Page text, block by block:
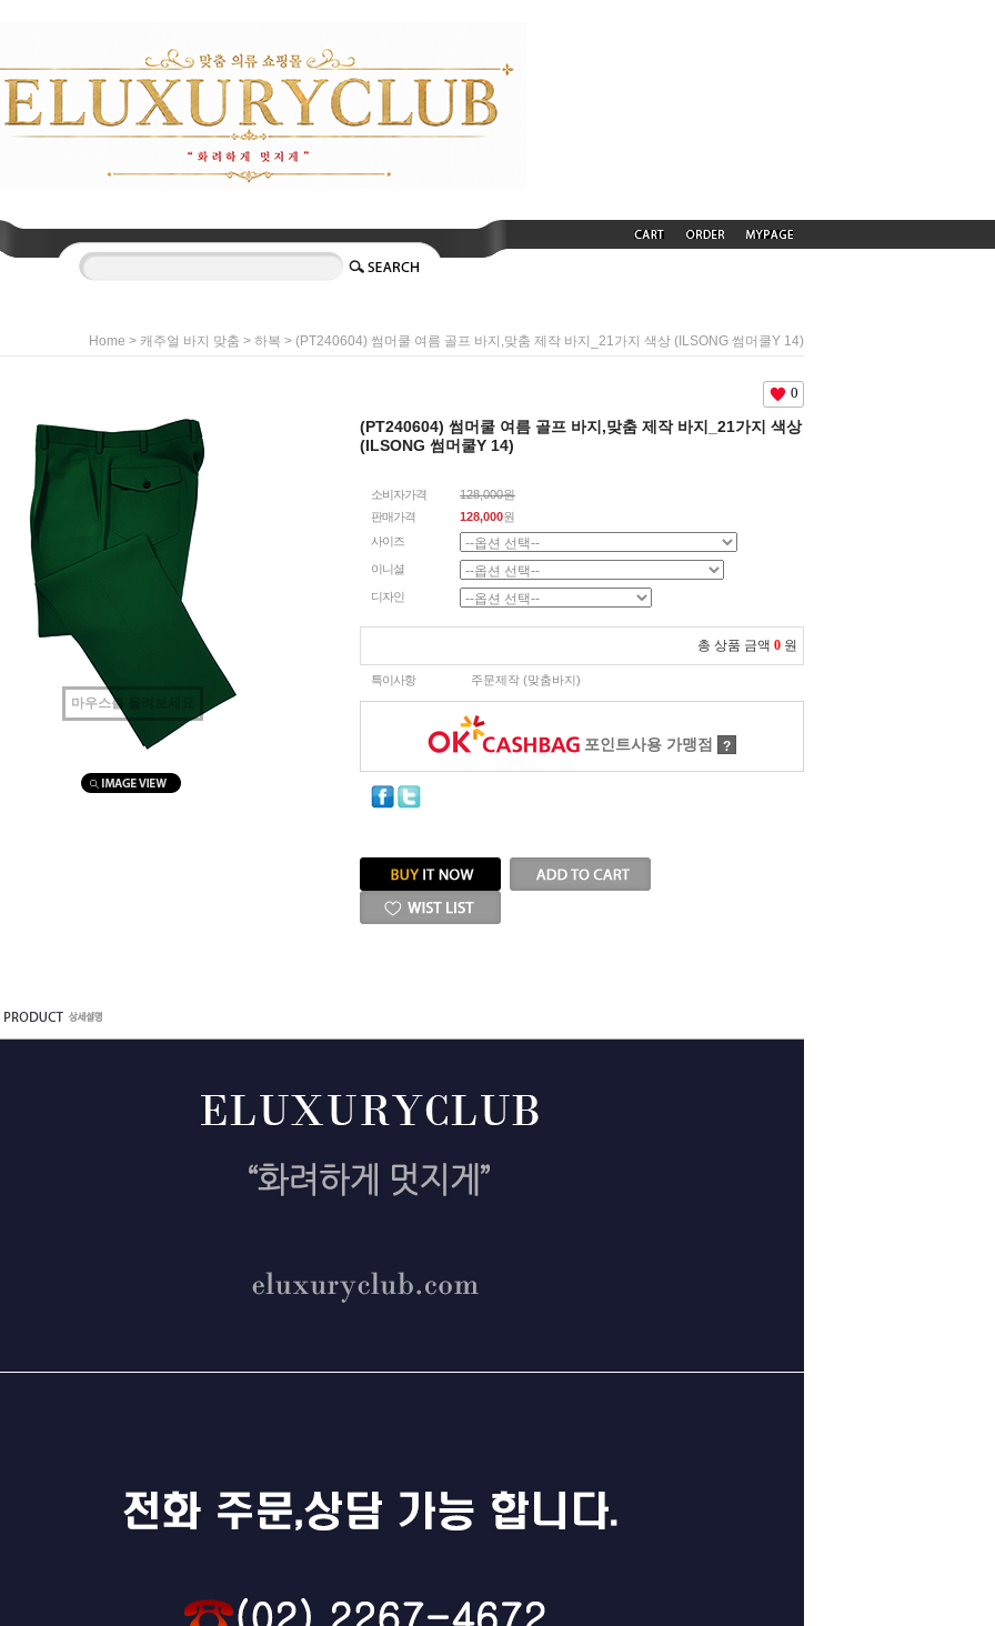
Home > 캐주얼 바지 맞춤 > 하복 > (PT240604) 썸머쿨 여름 골프 바지,맞춤 제작 바지_21가지 색상 (ILSONG 썸머쿨Y 14)
마우스를 올려보세요
0
(PT240604) 썸머쿨 여름 골프 바지,맞춤 제작 바지_21가지 색상
(ILSONG 썸머쿨Y 14)
소비자가격
128,000원
판매가격
128,000원
사이즈
이니셜
디자인
총 상품 금액 0 원
특이사항 주문제작 (맞춤바지)
포인트사용 가맹점 ?